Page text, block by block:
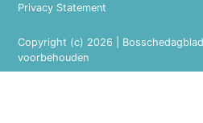
Copyright (c) 2026 |
voorbehouden
Privacy Statement